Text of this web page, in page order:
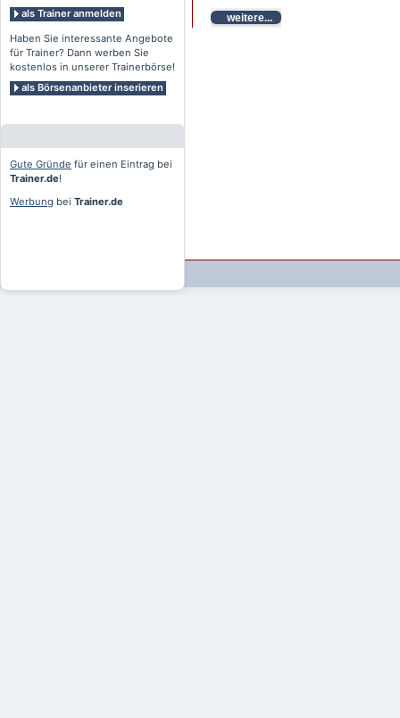
als Trainer anmelden
Haben Sie interessante Angebote
für Trainer? Dann werben Sie
kostenlos in unserer Trainerbörse!
als Börsenanbieter inserieren
Gute Gründe für einen Eintrag bei
Trainer.de!
Werbung bei Trainer.de
weitere...